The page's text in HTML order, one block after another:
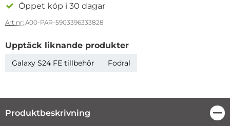
Öppet köp i 30 dagar
Art nr: A00-PAR-5903396333828
Upptäck liknande produkter
Galaxy S24 FE tillbehör Fodral
Produktbeskrivning